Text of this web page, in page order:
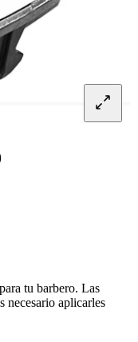
tu barbero. Las
necesario aplicarles